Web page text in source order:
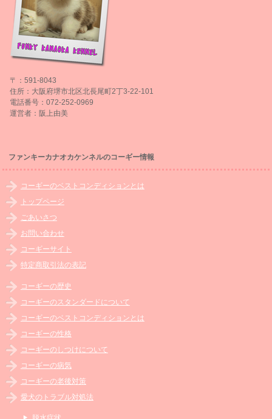
〒：591-8043
住所：大阪府堺市北区北長尾町2丁3-22-101
電話番号：072-252-0969
運営者：阪上由美
ファンキーカナオカケンネルのコーギー情報
コーギーのベストコンディションとは
トップページ
ごあいさつ
お問い合わせ
コーギーサイト
特定商取引法の表記
コーギーの歴史
コーギーのスタンダードについて
コーギーのベストコンディションとは
コーギーの性格
コーギーのしつけについて
コーギーの病気
コーギーの老後対策
愛犬のトラブル対処法